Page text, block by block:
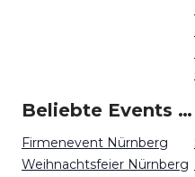
Beliebte Events in Nürnberg
Firmenevent Nürnberg
Weihnachtsfeier Nürnberg